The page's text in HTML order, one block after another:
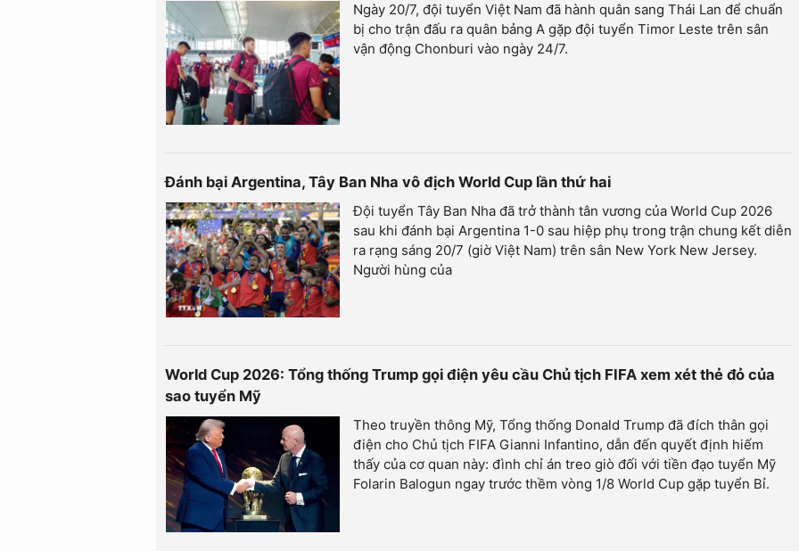
Ngày 20/7, đội tuyển Việt Nam đã hành quân sang Thái Lan để chuẩn
bị cho trận đấu ra quân bảng A gặp đội tuyển Timor Leste trên sân
vận động Chonburi vào ngày 24/7.
Đánh bại Argentina, Tây Ban Nha vô địch World Cup lần thứ hai
Đội tuyển Tây Ban Nha đã trở thành tân vương của World Cup 2026
sau khi đánh bại Argentina 1-0 sau hiệp phụ trong trận chung kết diễn
ra rạng sáng 20/7 (giờ Việt Nam) trên sân New York New Jersey.
Người hùng của
World Cup 2026: Tổng thống Trump gọi điện yêu cầu Chủ tịch FIFA xem xét thẻ đỏ của
sao tuyển Mỹ
Theo truyền thông Mỹ, Tổng thống Donald Trump đã đích thân gọi
điện cho Chủ tịch FIFA Gianni Infantino, dẫn đến quyết định hiếm
thấy của cơ quan này: đình chỉ án treo giò đối với tiền đạo tuyển Mỹ
Folarin Balogun ngay trước thềm vòng 1/8 World Cup gặp tuyển Bỉ.